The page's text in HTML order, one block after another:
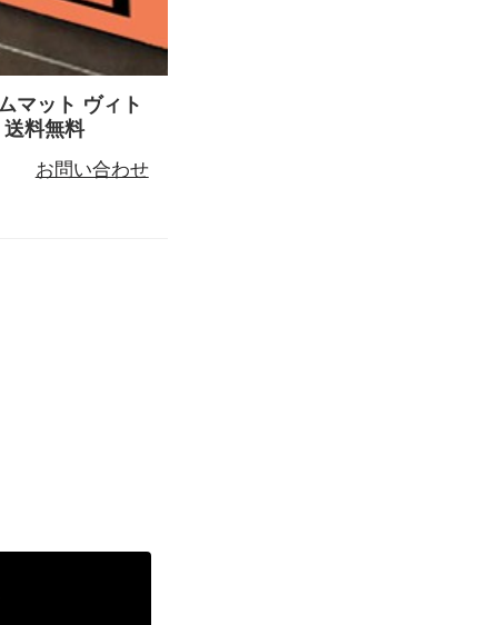
マット ヴィト
料無料
お問い合わせ